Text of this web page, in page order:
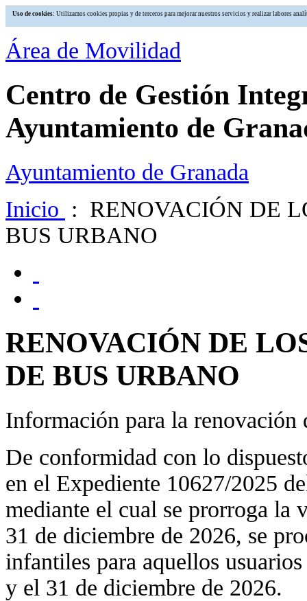
Uso de cookies: Utilizamos cookies propias y de terceros para mejorar nuestros servicios y realizar labores
Área de Movilidad
Centro de Gestión
Ayuntamiento de
Ayuntamiento de Granada
Inicio : RENOVACIÓN DE
BUS URBANO
RENOVACIÓN DE
DE BUS URBANO
Información para la renovación
De conformidad con lo
en el Expediente 10627/2025
mediante el cual se prorroga la
31 de diciembre de 2026, se
infantiles para aquellos
y el 31 de diciembre de 2026.